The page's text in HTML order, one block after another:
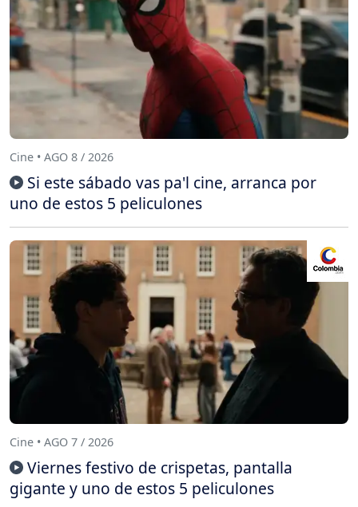
Cine • AGO 8 / 2026
Si este sábado vas pa'l cine, arranca por
uno de estos 5 peliculones
Cine • AGO 7 / 2026
Viernes festivo de crispetas, pantalla
gigante y uno de estos 5 peliculones